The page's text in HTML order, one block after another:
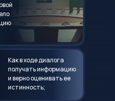
Как в ходе диалога
получать информацию
и верно оценивать ее
истинность;